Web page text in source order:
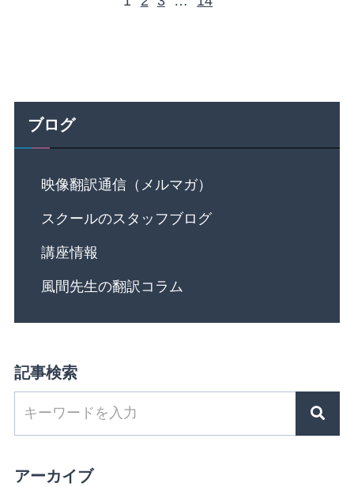
ブログ
映像翻訳通信（メルマガ）
スクールのスタッフブログ
講座情報
風間先生の翻訳コラム
記事検索
アーカイブ